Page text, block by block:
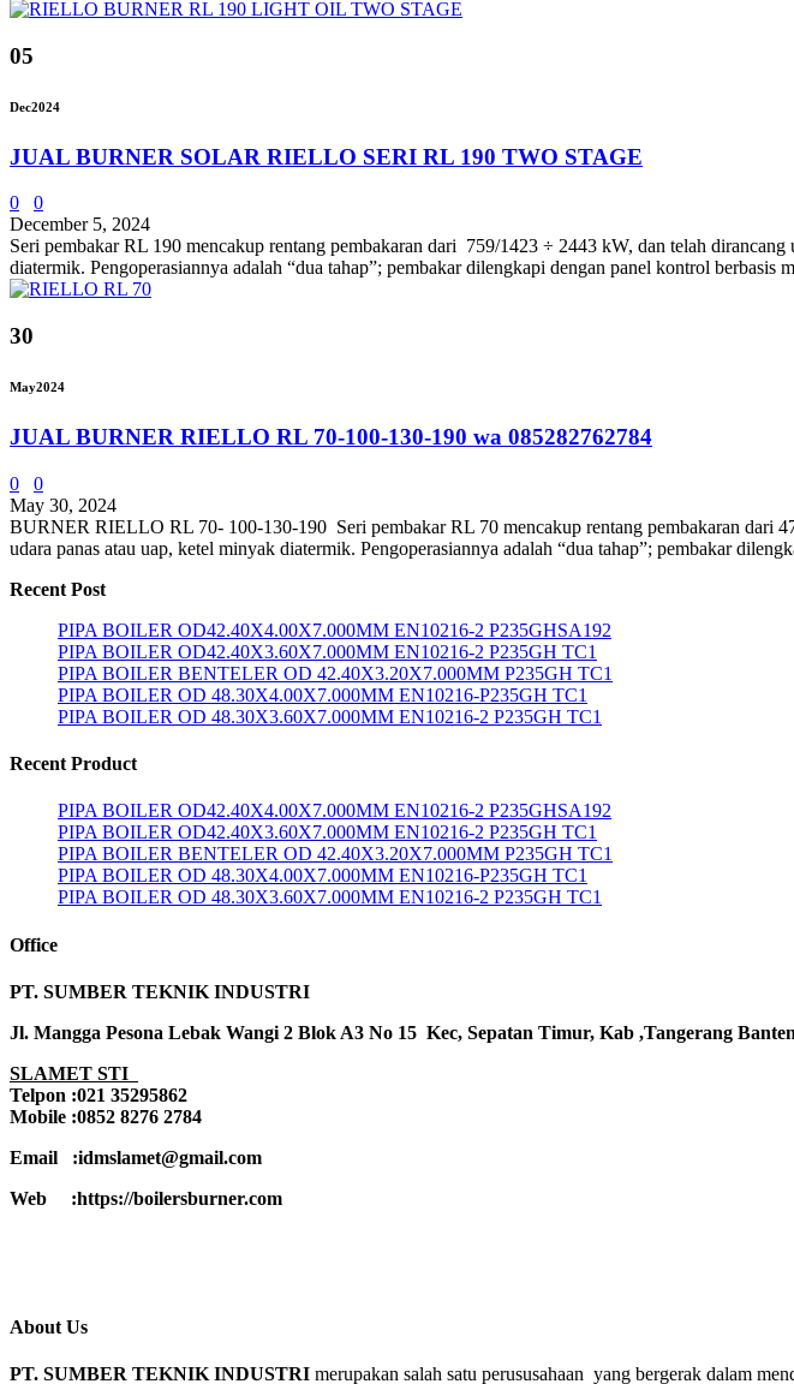
05
Dec2024
JUAL BURNER SOLAR RIELLO SERI RL 190 TWO STAGE
0
0
December 5, 2024
Seri pembakar RL 190 mencakup rentang pembakaran dari 759/1423 ÷ 2443 kW, dan telah
diatermik. Pengoperasiannya adalah “dua tahap”; pembakar dilengkapi dengan panel kontrol berbasis
30
May2024
JUAL BURNER RIELLO RL 70-100-130-190 wa 085282762784
0
0
May 30, 2024
BURNER RIELLO RL 70- 100-130-190 Seri pembakar RL 70 mencakup rentang pembakaran dari
udara panas atau uap, ketel minyak diatermik. Pengoperasiannya adalah “dua tahap”; pembakar
Recent Post
PIPA BOILER OD42.40X4.00X7.000MM EN10216-2 P235GHSA192
PIPA BOILER OD42.40X3.60X7.000MM EN10216-2 P235GH TC1
PIPA BOILER BENTELER OD 42.40X3.20X7.000MM P235GH TC1
PIPA BOILER OD 48.30X4.00X7.000MM EN10216-P235GH TC1
PIPA BOILER OD 48.30X3.60X7.000MM EN10216-2 P235GH TC1
Recent Product
PIPA BOILER OD42.40X4.00X7.000MM EN10216-2 P235GHSA192
PIPA BOILER OD42.40X3.60X7.000MM EN10216-2 P235GH TC1
PIPA BOILER BENTELER OD 42.40X3.20X7.000MM P235GH TC1
PIPA BOILER OD 48.30X4.00X7.000MM EN10216-P235GH TC1
PIPA BOILER OD 48.30X3.60X7.000MM EN10216-2 P235GH TC1
Office
PT. SUMBER TEKNIK INDUSTRI
Jl. Mangga Pesona Lebak Wangi 2 Blok A3 No 15 Kec, Sepatan Timur, Kab ,Tangerang
SLAMET STI
Telpon :021 35295862
Mobile :0852 8276 2784
Email :idmslamet@gmail.com
Web :https://boilersburner.com
About Us
PT. SUMBER TEKNIK INDUSTRI merupakan salah satu perususahaan yang bergerak dalam